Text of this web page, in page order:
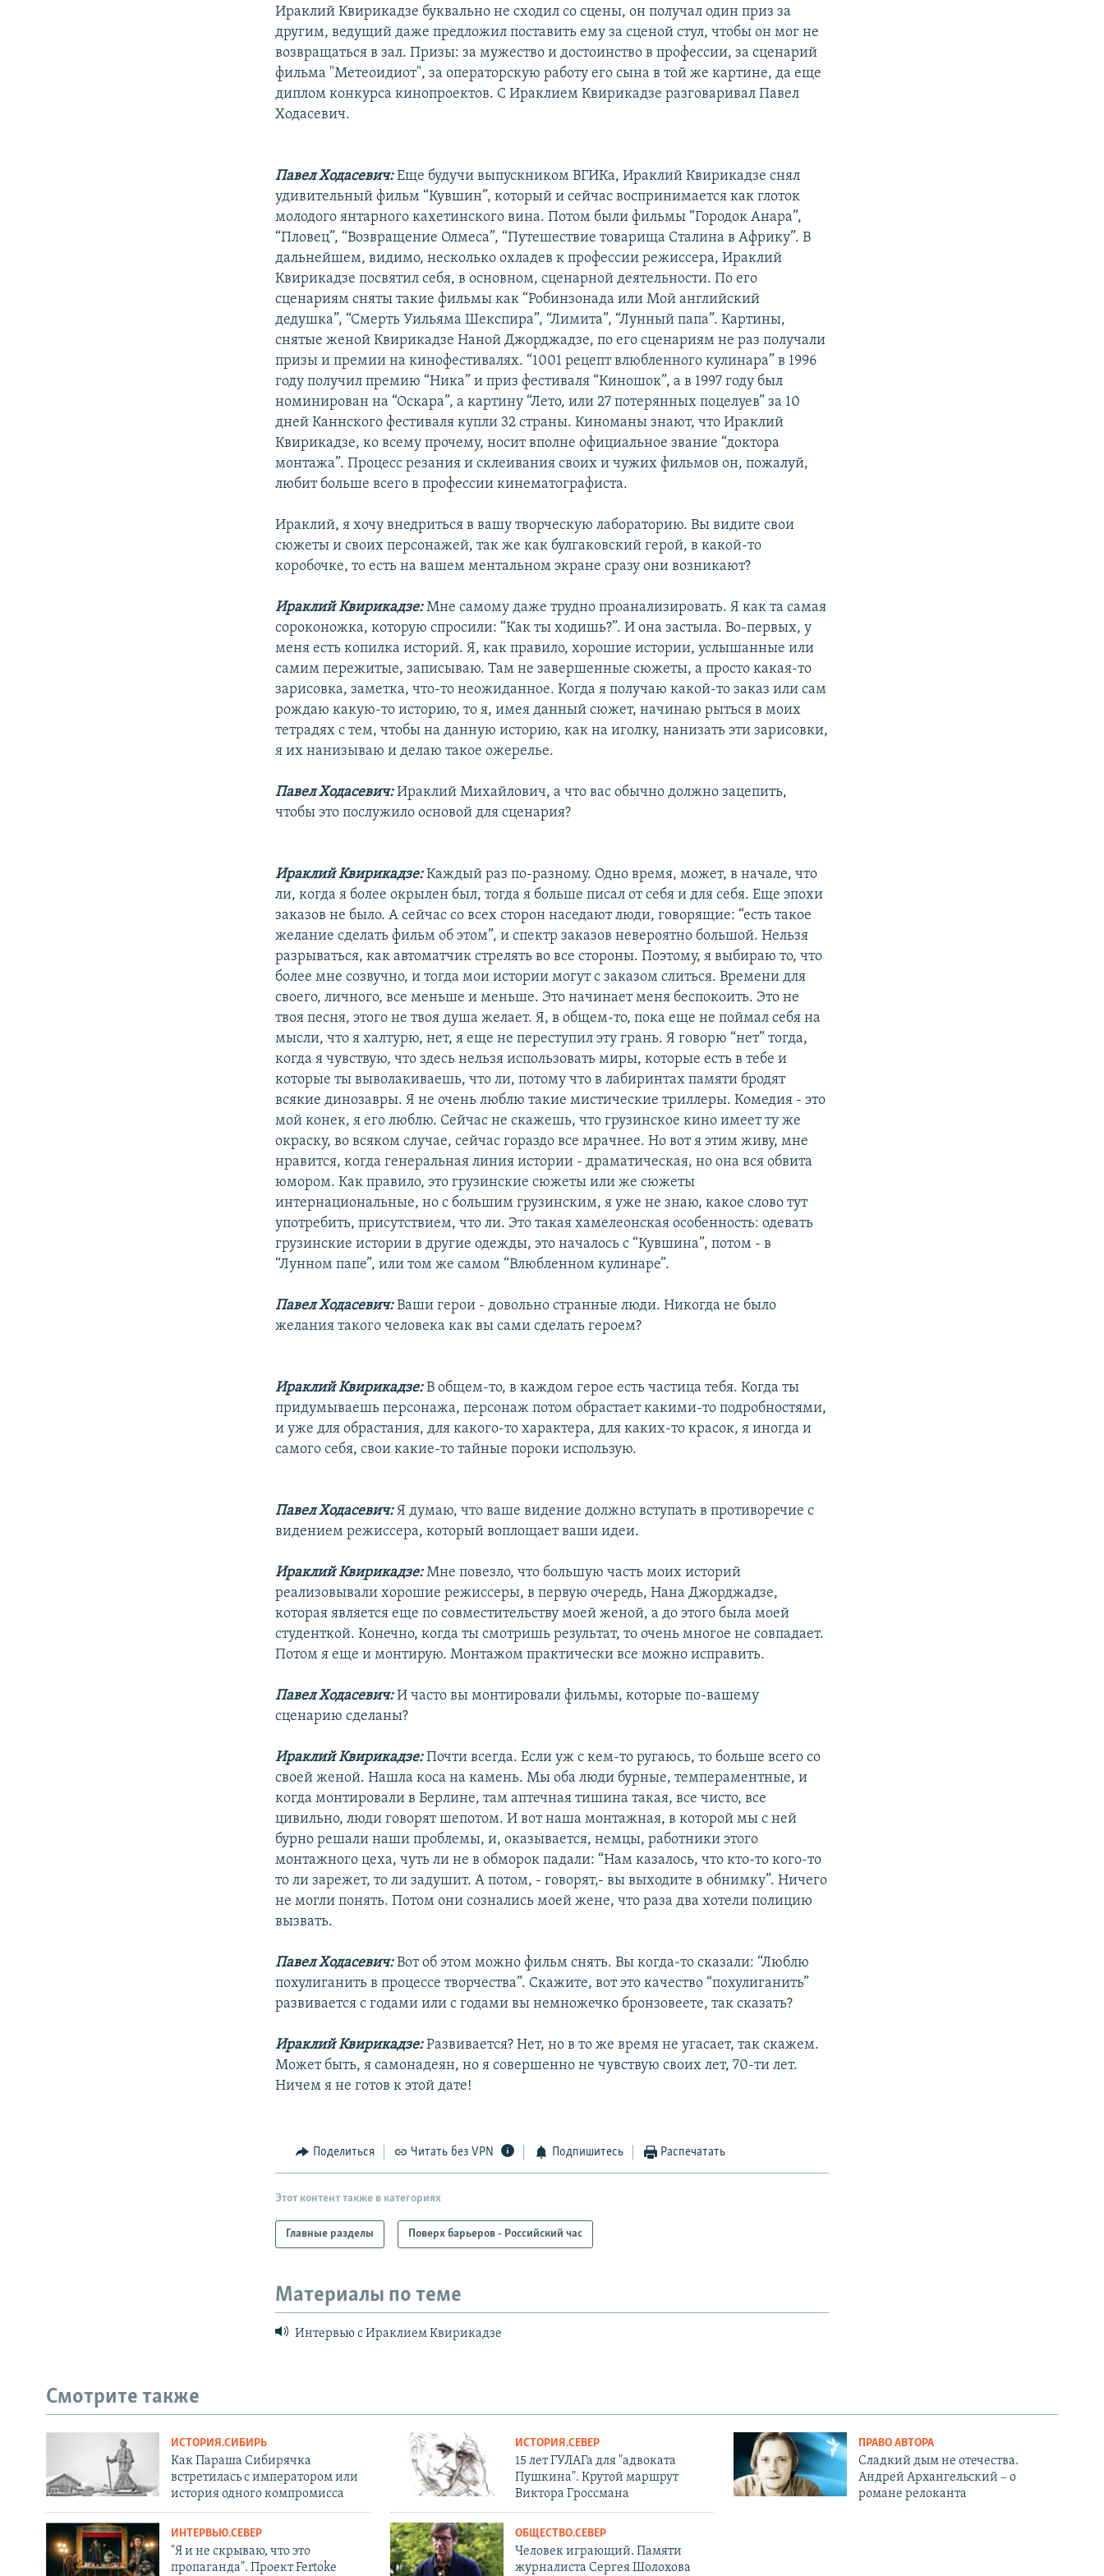
Ираклий Квирикадзе буквально не сходил со сцены, он получал один приз за
другим, ведущий даже предложил поставить ему за сценой стул, чтобы он мог не
возвращаться в зал. Призы: за мужество и достоинство в профессии, за сценарий
фильма "Метеоидиот", за операторскую работу его сына в той же картине, да еще
диплом конкурса кинопроектов. С Ираклием Квирикадзе разговаривал Павел
Ходасевич.
Павел Ходасевич:Еще будучи выпускником ВГИКа, Ираклий Квирикадзе снял
удивительный фильм “Кувшин”, который и сейчас воспринимается как глоток
молодого янтарного кахетинского вина. Потом были фильмы “Городок Анара”,
“Пловец”, “Возвращение Олмеса”, “Путешествие товарища Сталина в Африку”. В
дальнейшем, видимо, несколько охладев к профессии режиссера, Ираклий
Квирикадзе посвятил себя, в основном, сценарной деятельности. По его
сценариям сняты такие фильмы как “Робинзонада или Мой английский
дедушка”, “Смерть Уильяма Шекспира”, “Лимита”, “Лунный папа”. Картины,
снятые женой Квирикадзе Наной Джорджадзе, по его сценариям не раз получали
призы и премии на кинофестивалях. “1001 рецепт влюбленного кулинара” в 1996
году получил премию “Ника” и приз фестиваля “Киношок”, а в 1997 году был
номинирован на “Оскара”, а картину “Лето, или 27 потерянных поцелуев” за 10
дней Каннского фестиваля купли 32 страны. Киноманы знают, что Ираклий
Квирикадзе, ко всему прочему, носит вполне официальное звание “доктора
монтажа”. Процесс резания и склеивания своих и чужих фильмов он, пожалуй,
любит больше всего в профессии кинематографиста.
Ираклий, я хочу внедриться в вашу творческую лабораторию. Вы видите свои
сюжеты и своих персонажей, так же как булгаковский герой, в какой-то
коробочке, то есть на вашем ментальном экране сразу они возникают?
Ираклий Квирикадзе:Мне самому даже трудно проанализировать. Я как та самая
сороконожка, которую спросили: “Как ты ходишь?”. И она застыла. Во-первых, у
меня есть копилка историй. Я, как правило, хорошие истории, услышанные или
самим пережитые, записываю. Там не завершенные сюжеты, а просто какая-то
зарисовка, заметка, что-то неожиданное. Когда я получаю какой-то заказ или сам
рождаю какую-то историю, то я, имея данный сюжет, начинаю рыться в моих
тетрадях с тем, чтобы на данную историю, как на иголку, нанизать эти зарисовки,
я их нанизываю и делаю такое ожерелье.
Павел Ходасевич:Ираклий Михайлович, а что вас обычно должно зацепить,
чтобы это послужило основой для сценария?
Ираклий Квирикадзе:Каждый раз по-разному. Одно время, может, в начале, что
ли, когда я более окрылен был, тогда я больше писал от себя и для себя. Еще эпохи
заказов не было. А сейчас со всех сторон наседают люди, говорящие: “есть такое
желание сделать фильм об этом”, и спектр заказов невероятно большой. Нельзя
разрываться, как автоматчик стрелять во все стороны. Поэтому, я выбираю то, что
более мне созвучно, и тогда мои истории могут с заказом слиться. Времени для
своего, личного, все меньше и меньше. Это начинает меня беспокоить. Это не
твоя песня, этого не твоя душа желает. Я, в общем-то, пока еще не поймал себя на
мысли, что я халтурю, нет, я еще не переступил эту грань. Я говорю “нет” тогда,
когда я чувствую, что здесь нельзя использовать миры, которые есть в тебе и
которые ты выволакиваешь, что ли, потому что в лабиринтах памяти бродят
всякие динозавры. Я не очень люблю такие мистические триллеры. Комедия - это
мой конек, я его люблю. Сейчас не скажешь, что грузинское кино имеет ту же
окраску, во всяком случае, сейчас гораздо все мрачнее. Но вот я этим живу, мне
нравится, когда генеральная линия истории - драматическая, но она вся обвита
юмором. Как правило, это грузинские сюжеты или же сюжеты
интернациональные, но с большим грузинским, я уже не знаю, какое слово тут
употребить, присутствием, что ли. Это такая хамелеонская особенность: одевать
грузинские истории в другие одежды, это началось с “Кувшина”, потом - в
“Лунном папе”, или том же самом “Влюбленном кулинаре”.
Павел Ходасевич:Ваши герои - довольно странные люди. Никогда не было
желания такого человека как вы сами сделать героем?
Ираклий Квирикадзе:В общем-то, в каждом герое есть частица тебя. Когда ты
придумываешь персонажа, персонаж потом обрастает какими-то подробностями,
и уже для обрастания, для какого-то характера, для каких-то красок, я иногда и
самого себя, свои какие-то тайные пороки использую.
Павел Ходасевич:Я думаю, что ваше видение должно вступать в противоречие с
видением режиссера, который воплощает ваши идеи.
Ираклий Квирикадзе:Мне повезло, что большую часть моих историй
реализовывали хорошие режиссеры, в первую очередь, Нана Джорджадзе,
которая является еще по совместительству моей женой, а до этого была моей
студенткой. Конечно, когда ты смотришь результат, то очень многое не совпадает.
Потом я еще и монтирую. Монтажом практически все можно исправить.
Павел Ходасевич:И часто вы монтировали фильмы, которые по-вашему
сценарию сделаны?
Ираклий Квирикадзе:Почти всегда. Если уж с кем-то ругаюсь, то больше всего со
своей женой. Нашла коса на камень. Мы оба люди бурные, темпераментные, и
когда монтировали в Берлине, там аптечная тишина такая, все чисто, все
цивильно, люди говорят шепотом. И вот наша монтажная, в которой мы с ней
бурно решали наши проблемы, и, оказывается, немцы, работники этого
монтажного цеха, чуть ли не в обморок падали: “Нам казалось, что кто-то кого-то
то ли зарежет, то ли задушит. А потом, - говорят,- вы выходите в обнимку”. Ничего
не могли понять. Потом они сознались моей жене, что раза два хотели полицию
вызвать.
Павел Ходасевич:Вот об этом можно фильм снять. Вы когда-то сказали: “Люблю
похулиганить в процессе творчества”. Скажите, вот это качество “похулиганить”
развивается с годами или с годами вы немножечко бронзовеете, так сказать?
Ираклий Квирикадзе:Развивается? Нет, но в то же время не угасает, так скажем.
Может быть, я самонадеян, но я совершенно не чувствую своих лет, 70-ти лет.
Ничем я не готов к этой дате!
Поделиться Читать без VPN Подпишитесь Распечатать
Этот контент также в категориях
Главные разделы Поверх барьеров - Российский час
Материалы по теме
Интервью с Ираклием Квирикадзе
Смотрите также
ИСТОРИЯ.СИБИРЬ
Как Параша Сибирячка
встретилась с императором или
история одного компромисса
ИСТОРИЯ.СЕВЕР
15 лет ГУЛАГа для "адвоката
Пушкина". Крутой маршрут
Виктора Гроссмана
ПРАВО АВТОРА
Сладкий дым не отечества.
Андрей Архангельский – о
романе релоканта
ИНТЕРВЬЮ.СЕВЕР
"Я и не скрываю, что это
пропаганда". Проект Fertoke
ОБЩЕСТВО.СЕВЕР
Человек играющий. Памяти
журналиста Сергея Шолохова